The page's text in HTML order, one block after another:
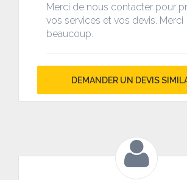
Merci de nous contacter pour
vos services et vos devis. Merci
beaucoup.
DEMANDER UN DEVIS